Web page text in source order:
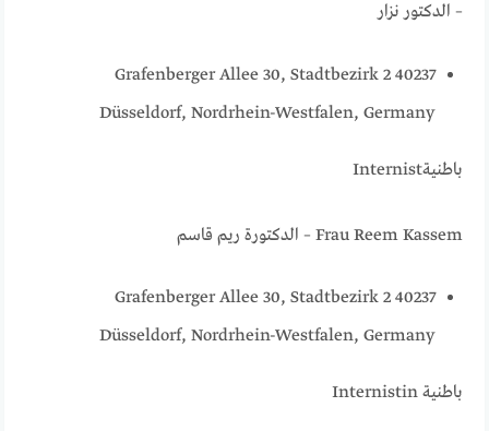
– الدكتور نزار
Grafenberger Allee 30, Stadtbezirk 2 40237
Düsseldorf, Nordrhein-Westfalen, Germany
باطنيةInternist
Frau Reem Kassem – الدكتورة ريم قاسم
Grafenberger Allee 30, Stadtbezirk 2 40237
Düsseldorf, Nordrhein-Westfalen, Germany
باطنية Internistin